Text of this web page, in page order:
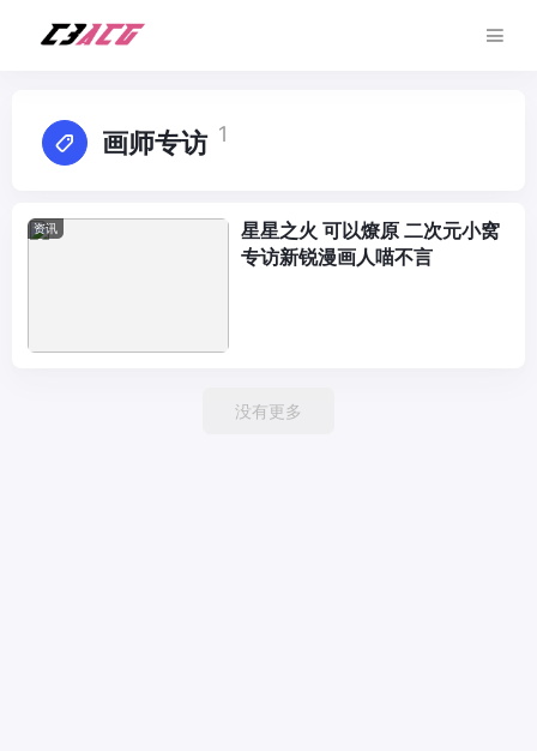
画师专访 1
资讯
星星之火 可以燎原 二次元小窝
专访新锐漫画人喵不言
没有更多